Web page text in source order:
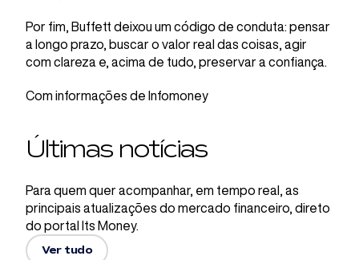
Por fim, Buffett deixou um código de conduta: pensar
a longo prazo, buscar o valor real das coisas, agir
com clareza e, acima de tudo, preservar a confiança.
Com informações de Infomoney
Últimas notícias
Para quem quer acompanhar, em tempo real, as
principais atualizações do mercado financeiro, direto
do portal Its Money.
Ver tudo